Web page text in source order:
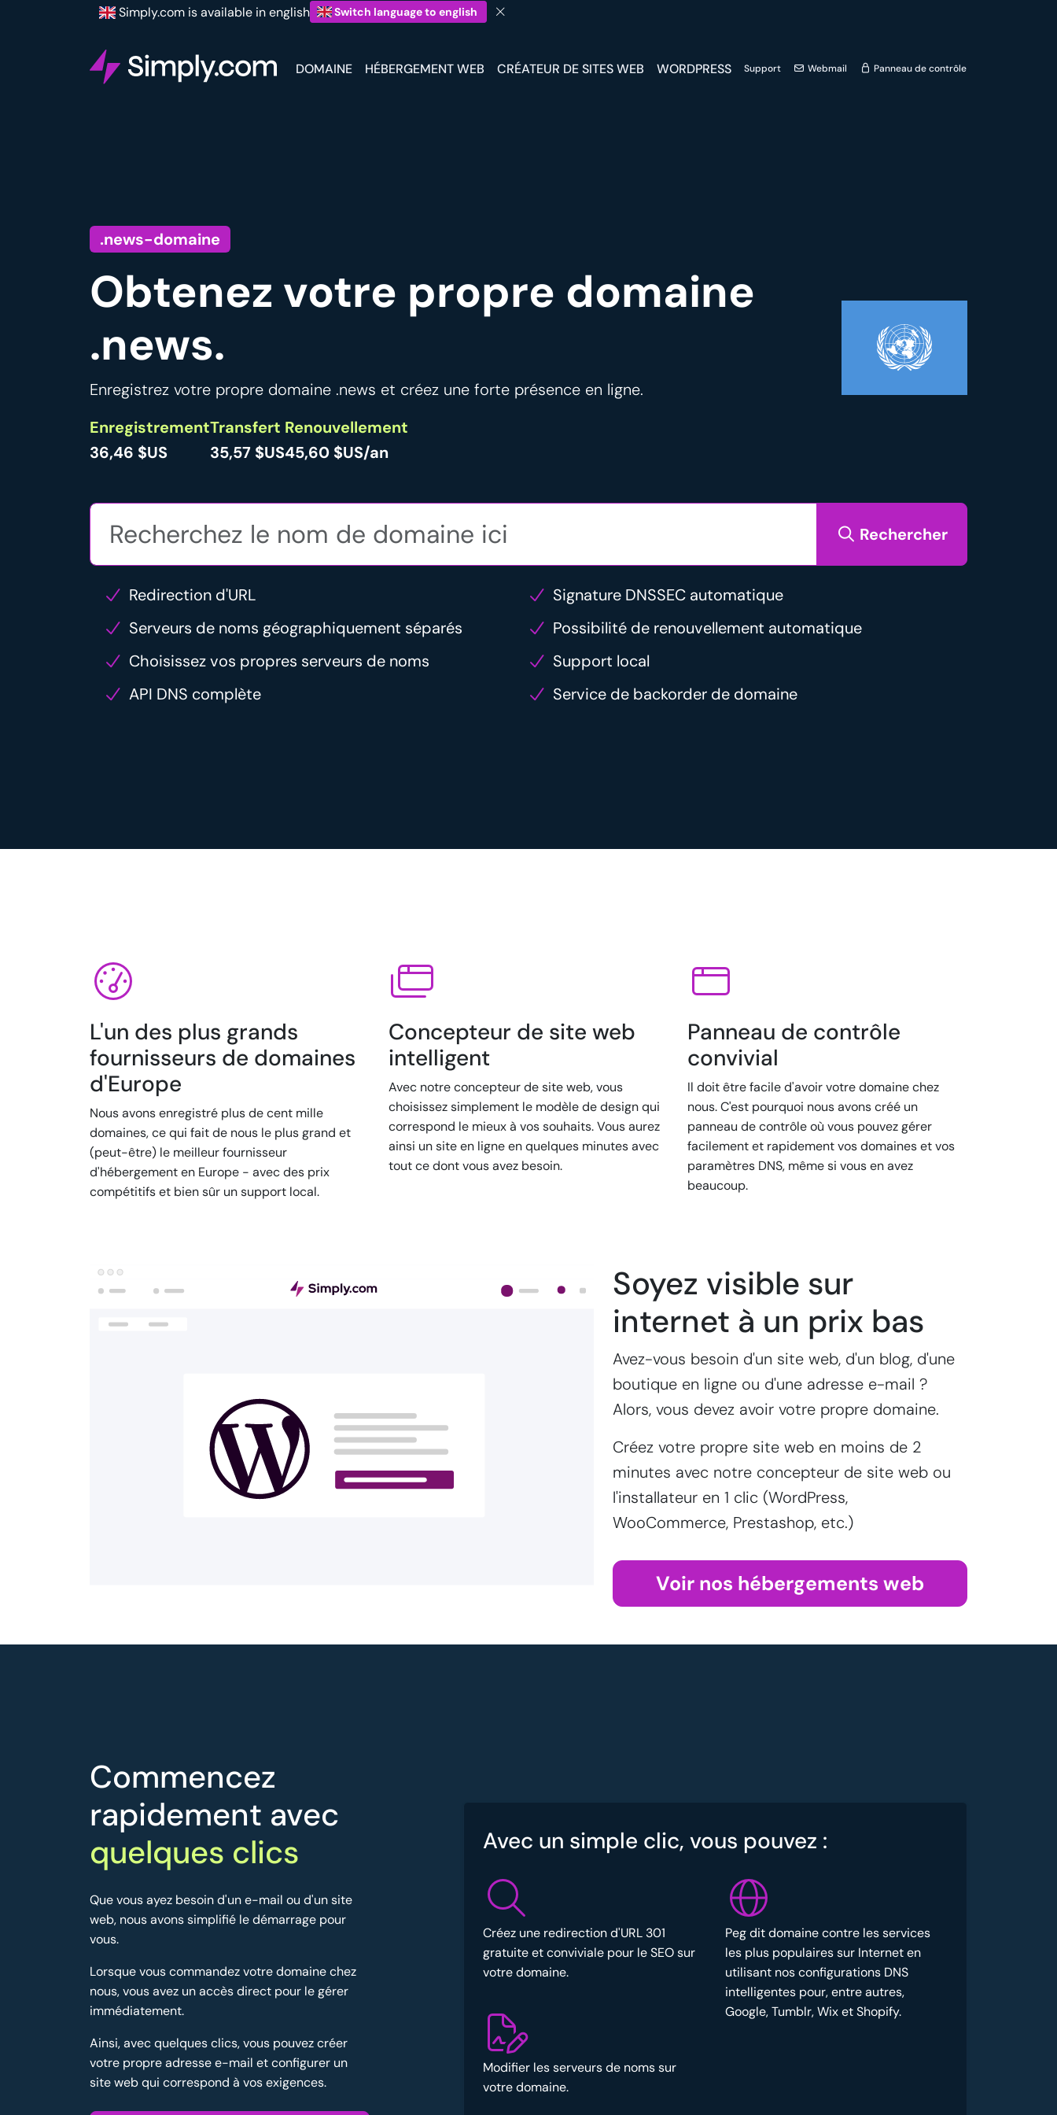
Simply.com is available in english Switch language to english
DOMAINE HÉBERGEMENT WEB CRÉATEUR DE SITES WEB WORDPRESS Support Webmail Panneau de contrôle
.news-domaine
Obtenez votre propre domaine
.news.
Enregistrez votre propre domaine .news et créez une forte présence en ligne.
Enregistrement
36,46 $US
Transfert
35,57 $US
Renouvellement
45,60 $US/an
Rechercher
Redirection d'URL
Signature DNSSEC automatique
Serveurs de noms géographiquement séparés
Possibilité de renouvellement automatique
Choisissez vos propres serveurs de noms
Support local
API DNS complète
Service de backorder de domaine
L'un des plus grands
fournisseurs de domaines
d'Europe
Nous avons enregistré plus de cent mille
domaines, ce qui fait de nous le plus grand et
(peut-être) le meilleur fournisseur
d'hébergement en Europe - avec des prix
compétitifs et bien sûr un support local.
Concepteur de site web
intelligent
Avec notre concepteur de site web, vous
choisissez simplement le modèle de design qui
correspond le mieux à vos souhaits. Vous aurez
ainsi un site en ligne en quelques minutes avec
tout ce dont vous avez besoin.
Panneau de contrôle
convivial
Il doit être facile d'avoir votre domaine chez
nous. C'est pourquoi nous avons créé un
panneau de contrôle où vous pouvez gérer
facilement et rapidement vos domaines et vos
paramètres DNS, même si vous en avez
beaucoup.
Soyez visible sur
internet à un prix bas
Avez-vous besoin d'un site web, d'un blog, d'une
boutique en ligne ou d'une adresse e-mail ?
Alors, vous devez avoir votre propre domaine.
Créez votre propre site web en moins de 2
minutes avec notre concepteur de site web ou
l'installateur en 1 clic (WordPress,
WooCommerce, Prestashop, etc.)
Voir nos hébergements web
Commencez
rapidement avec
quelques clics
Que vous ayez besoin d'un e-mail ou d'un site
web, nous avons simplifié le démarrage pour
vous.
Lorsque vous commandez votre domaine chez
nous, vous avez un accès direct pour le gérer
immédiatement.
Ainsi, avec quelques clics, vous pouvez créer
votre propre adresse e-mail et configurer un
site web qui correspond à vos exigences.
Avec un simple clic, vous pouvez :
Créez une redirection d'URL 301
gratuite et conviviale pour le SEO sur
votre domaine.
Modifier les serveurs de noms sur
votre domaine.
Peg dit domaine contre les services
les plus populaires sur Internet en
utilisant nos configurations DNS
intelligentes pour, entre autres,
Google, Tumblr, Wix et Shopify.